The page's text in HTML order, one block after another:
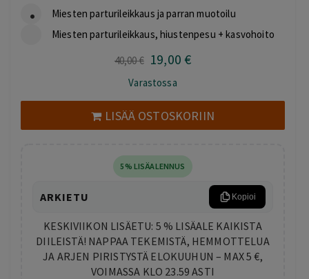
Miesten parturileikkaus ja parran muotoilu
Miesten parturileikkaus, hiustenpesu + kasvohoito
40,00€ Alkuperäinen
oli:
40,00 €.
19,00 €Nykyinen
19,00 €.
Varastossa
LISÄÄ OSTOSKORIIN
5% LISÄALENNUS
ARKIETU Kopioi
KESKIVIIKON LISÄETU: 5 % LISÄALE KAIKISTA
DIILEISTÄ! NAPPAA TEKEMISTÄ, HEMMOTTELUA
JA ARJEN PIRISTYSTÄ ELOKUUHUN – MAX 5 €,
VOIMASSA KLO 23.59 ASTI